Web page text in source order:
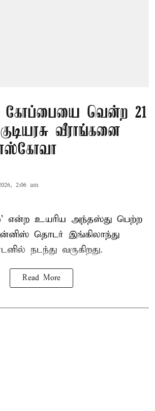
கோப்பையை வென்ற 21
வீராங்கனை
2:06 am
என்ற உயரிய அந்தஸ்து பெற்ற
தொடர் இங்கிலாந்து
நடந்து வருகிறது.
Read More